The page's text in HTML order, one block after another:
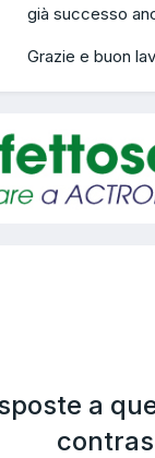
già successo
Grazie e buon
a